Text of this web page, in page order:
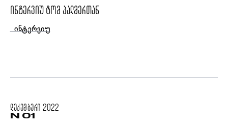
ინტერვიუ ტომ პალმერთან
ინტერვიუ
დეკემბერი 2022
N 01